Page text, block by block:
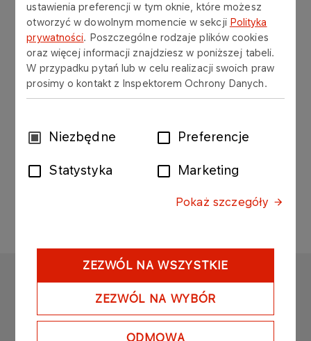
ustawienia preferencji w tym oknie, które możesz
otworzyć w dowolnym momencie w sekcji Polityka
prywatności. Poszczególne rodzaje plików cookies
oraz więcej informacji znajdziesz w poniższej tabeli.
W przypadku pytań lub w celu realizacji swoich praw
prosimy o kontakt z Inspektorem Ochrony Danych.
WybórNiezbędne Preferencje
Statystyka Marketing
Pokaż szczegóły
ZEZWÓL NA WSZYSTKIE
ZEZWÓL NA WYBÓR
ODMOWA
Marketing
Kom: 693 305 361
ORLEN EKO